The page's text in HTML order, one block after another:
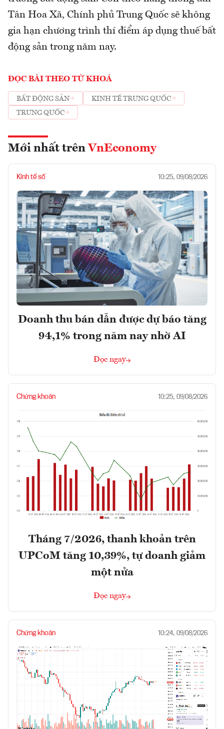
Tân Hoa Xã, Chính phủ Trung Quốc sẽ không
gia hạn chương trình thí điểm áp dụng thuế bất
động sản trong năm nay.
ĐỌC BÀI THEO TỪ KHOÁ
BẤT ĐỘNG SẢN
KINH TẾ TRUNG QUỐC
TRUNG QUỐC
Mới nhất trên VnEconomy
Kinh tế số 10:25, 09/08/2026
Doanh thu bán dẫn được dự báo tăng
94,1% trong năm nay nhờ AI
Đọc ngay
Chứng khoán 10:25, 09/08/2026
Tháng 7/2026, thanh khoản trên
UPCoM tăng 10,39%, tự doanh giảm
một nửa
Đọc ngay
Chứng khoán 10:24, 09/08/2026